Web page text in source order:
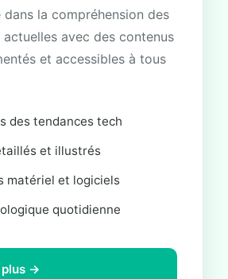
dans la compréhension des
avec des contenus
et accessibles à tous
des tendances tech
et illustrés
matériel et logiciels
quotidienne
plus →